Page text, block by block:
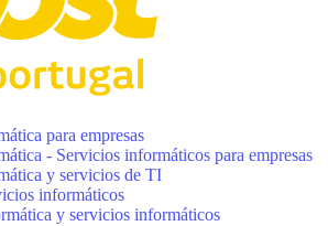
para empresas
- Servicios informáticos para empresas
y servicios de TI
informáticos
y servicios informáticos